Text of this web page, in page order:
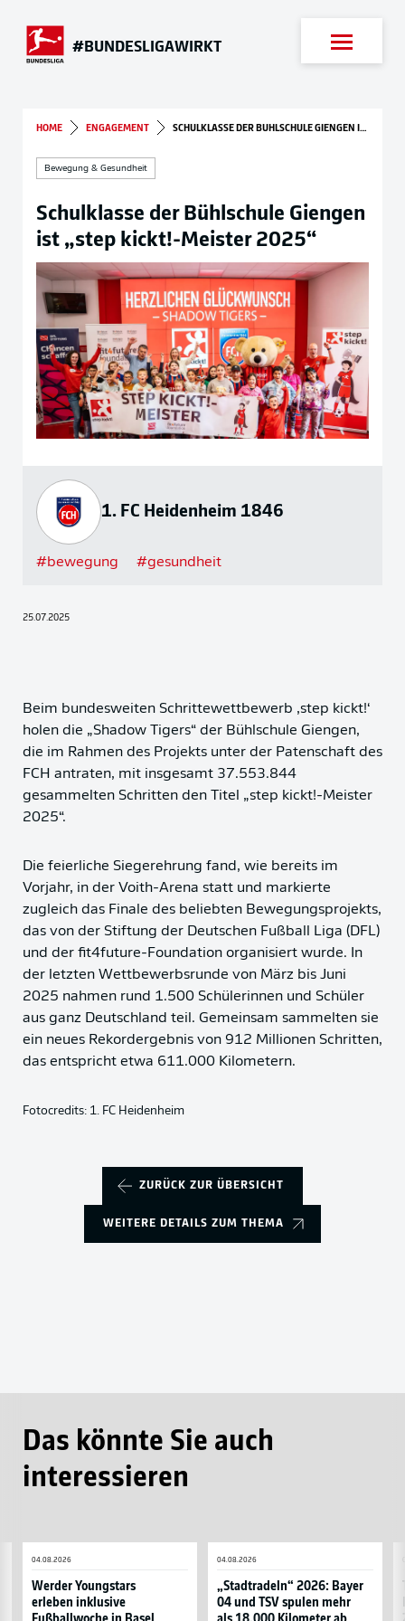
#BUNDESLIGAWIRKT
Suche
HOME ENGAGEMENT SCHULKLASSE DER BÜHLSCHULE GIENGEN IST „STEP KICKT!-MEISTER 2025“
Bewegung & Gesundheit
Schulklasse der Bühlschule Giengen
ist „step kickt!-Meister 2025“
1. FC Heidenheim 1846
#bewegung #gesundheit
25.07.2025
Beim bundesweiten Schrittewettbewerb ‚step kickt!‘
holen die „Shadow Tigers“ der Bühlschule Giengen,
die im Rahmen des Projekts unter der Patenschaft des
FCH antraten, mit insgesamt 37.553.844
gesammelten Schritten den Titel „step kickt!-Meister
2025“.
Die feierliche Siegerehrung fand, wie bereits im
Vorjahr, in der Voith-Arena statt und markierte
zugleich das Finale des beliebten Bewegungsprojekts,
das von der Stiftung der Deutschen Fußball Liga (DFL)
und der fit4future-Foundation organisiert wurde. In
der letzten Wettbewerbsrunde von März bis Juni
2025 nahmen rund 1.500 Schülerinnen und Schüler
aus ganz Deutschland teil. Gemeinsam sammelten sie
ein neues Rekordergebnis von 912 Millionen Schritten,
das entspricht etwa 611.000 Kilometern.
Fotocredits: 1. FC Heidenheim
ZURÜCK ZUR ÜBERSICHT
WEITERE DETAILS ZUM THEMA
Das könnte Sie auch
interessieren
Werder Youngstars
erleben inklusive
04.08.2026
erleben
inklusive
„Stadtradeln“ 2026: Bayer
04 und TSV spulen mehr
04.08.2026
Bayer
04